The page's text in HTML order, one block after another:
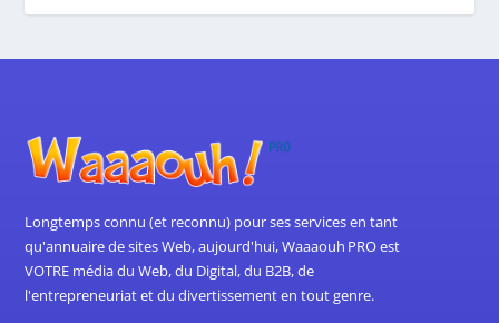
Longtemps connu (et reconnu) pour ses services en tant
qu'annuaire de sites Web, aujourd'hui, Waaaouh PRO est
VOTRE média du Web, du Digital, du B2B, de
l'entrepreneuriat et du divertissement en tout genre.